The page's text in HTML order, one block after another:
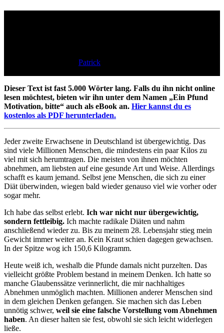
Patrick
Dieser Text ist fast 5.000 Wörter lang. Falls du ihn nicht online
lesen möchtest, bieten wir ihn unter dem Namen „Ein Pfund
Motivation, bitte“ auch als eBook an. Hier kannst du es
kostenlos als PDF herunterladen.
Jeder zweite Erwachsene in Deutschland ist übergewichtig. Das
sind viele Millionen Menschen, die mindestens ein paar Kilos zu
viel mit sich herumtragen. Die meisten von ihnen möchten
abnehmen, am liebsten auf eine gesunde Art und Weise. Allerdings
schafft es kaum jemand. Selbst jene Menschen, die sich zu einer
Diät überwinden, wiegen bald wieder genauso viel wie vorher oder
sogar mehr.
Ich habe das selbst erlebt. Ich war nicht nur übergewichtig,
sondern fettleibig. Ich machte radikale Diäten und nahm
anschließend wieder zu. Bis zu meinem 28. Lebensjahr stieg mein
Gewicht immer weiter an. Kein Kraut schien dagegen gewachsen.
In der Spitze wog ich 150,6 Kilogramm.
Heute weiß ich, weshalb die Pfunde damals nicht purzelten. Das
vielleicht größte Problem bestand in meinem Denken. Ich hatte so
manche Glaubenssätze verinnerlicht, die mir nachhaltiges
Abnehmen unmöglich machten. Millionen anderer Menschen sind
in dem gleichen Denken gefangen. Sie machen sich das Leben
unnötig schwer, weil sie eine falsche Vorstellung vom Abnehmen
haben. An dieser halten sie fest, obwohl sie sich leicht widerlegen
ließe.